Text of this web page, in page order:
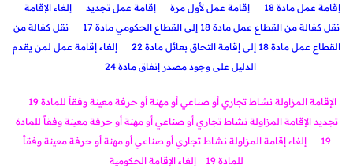
إقامة عمل مادة 18 إقامة عمل لأول مرة إقامة عمل تجديد إلغاء الإقامة
نقل كفالة من القطاع عمل مادة 18 إلى القطاع الحكومي مادة 17
نقل كفالة من
القطاع عمل مادة 18 إلى إقامة التحاق بعائل مادة 22
إلغاء إقامة عمل لمن يقدم
الدليل على وجود مصدر إنفاق مادة 24
الإقامة المزاولة نشاط تجاري أو صناعي أو مهنة أو حرفة معينة وفقاً للمادة 19
تجديد الإقامة المزاولة نشاط تجاري أو صناعي أو مهنة أو حرفة معينة وفقاً للمادة
19
إلغاء إقامة المزاولة نشاط تجاري أو صناعي أو مهنة أو حرفة معينة وفقاً
للمادة 19
إلغاء الإقامة الحكومية